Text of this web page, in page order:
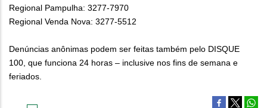
Regional Pampulha: 3277-7970
Regional Venda Nova: 3277-5512
Denúncias anônimas podem ser feitas também pelo DISQUE
100, que funciona 24 horas – inclusive nos fins de semana e
feriados.